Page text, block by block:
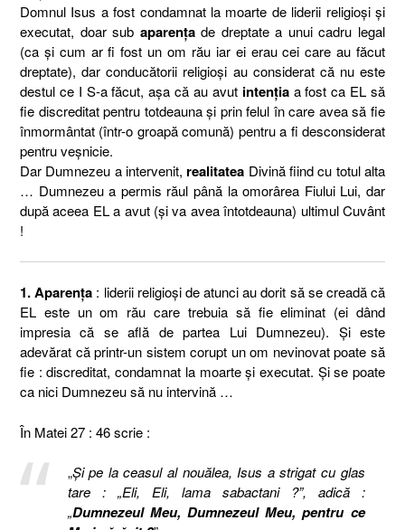
Domnul Isus a fost condamnat la moarte de liderii religioşi şi
executat, doar sub aparenţade dreptate a unui cadru legal
(ca şi cum ar fi fost un om rău iar ei erau cei care au făcut
dreptate), dar conducătorii religioşi au considerat că nu este
destul ce I S-a făcut, aşa că au avut intenţiaa fost ca EL să
fie discreditat pentru totdeauna şi prin felul în care avea să fie
înmormântat (într-o groapă comună) pentru a fi desconsiderat
pentru veşnicie.
Dar Dumnezeu a intervenit, realitatea Divină fiind cu totul alta
… Dumnezeu a permis răul până la omorârea Fiului Lui, dar
după aceea EL a avut (şi va avea întotdeauna) ultimul Cuvânt
!
1. Aparenţa : liderii religioşi de atunci au dorit să se creadă că
EL este un om rău care trebuia să fie eliminat (ei dând
impresia că se află de partea Lui Dumnezeu). Şi este
adevărat că printr-un sistem corupt un om nevinovat poate să
fie : discreditat, condamnat la moarte şi executat. Şi se poate
ca nici Dumnezeu să nu intervină …
În Matei 27 : 46 scrie :
„Şi pe la ceasul al nouălea, Isus a strigat cu glas
tare : „Eli, Eli, lama sabactani ?”, adică :
„Dumnezeul Meu, Dumnezeul Meu, pentru ce